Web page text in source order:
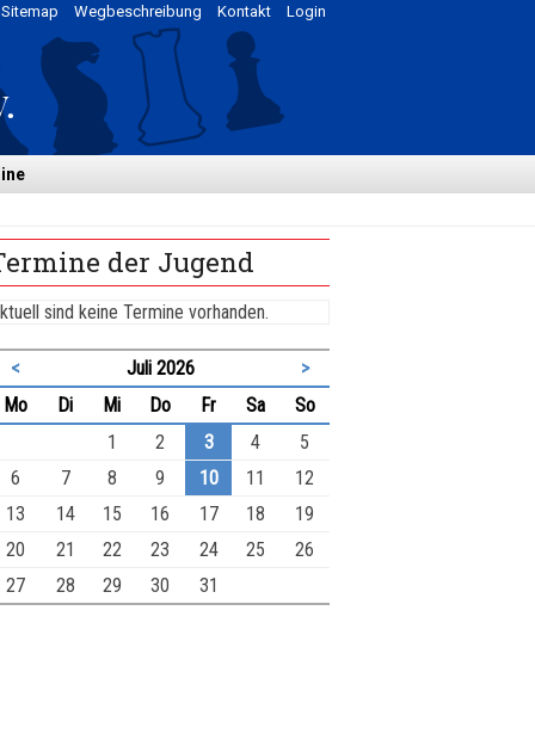
Login
Kontakt
Wegbeschreibung
Sitemap
der Jugend
sind keine Termine vorhanden.
< Juli 2026
>
Montag Dienstag
Mittwoch
Donnerstag
FreitagSamstag
Sonntag
1
2 3 4
5
6
7 8 9 10 11
12
13
14 15 16 17 18
19
20
21 22 23 24 25
26
27
28 29 30 31